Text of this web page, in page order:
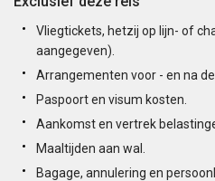
Vliegtickets, hetzij op lijn- of
aangegeven).
Arrangementen voor - en na de
Paspoort en visum kosten.
Aankomst en vertrek
Maaltijden aan wal.
Bagage, annulering en